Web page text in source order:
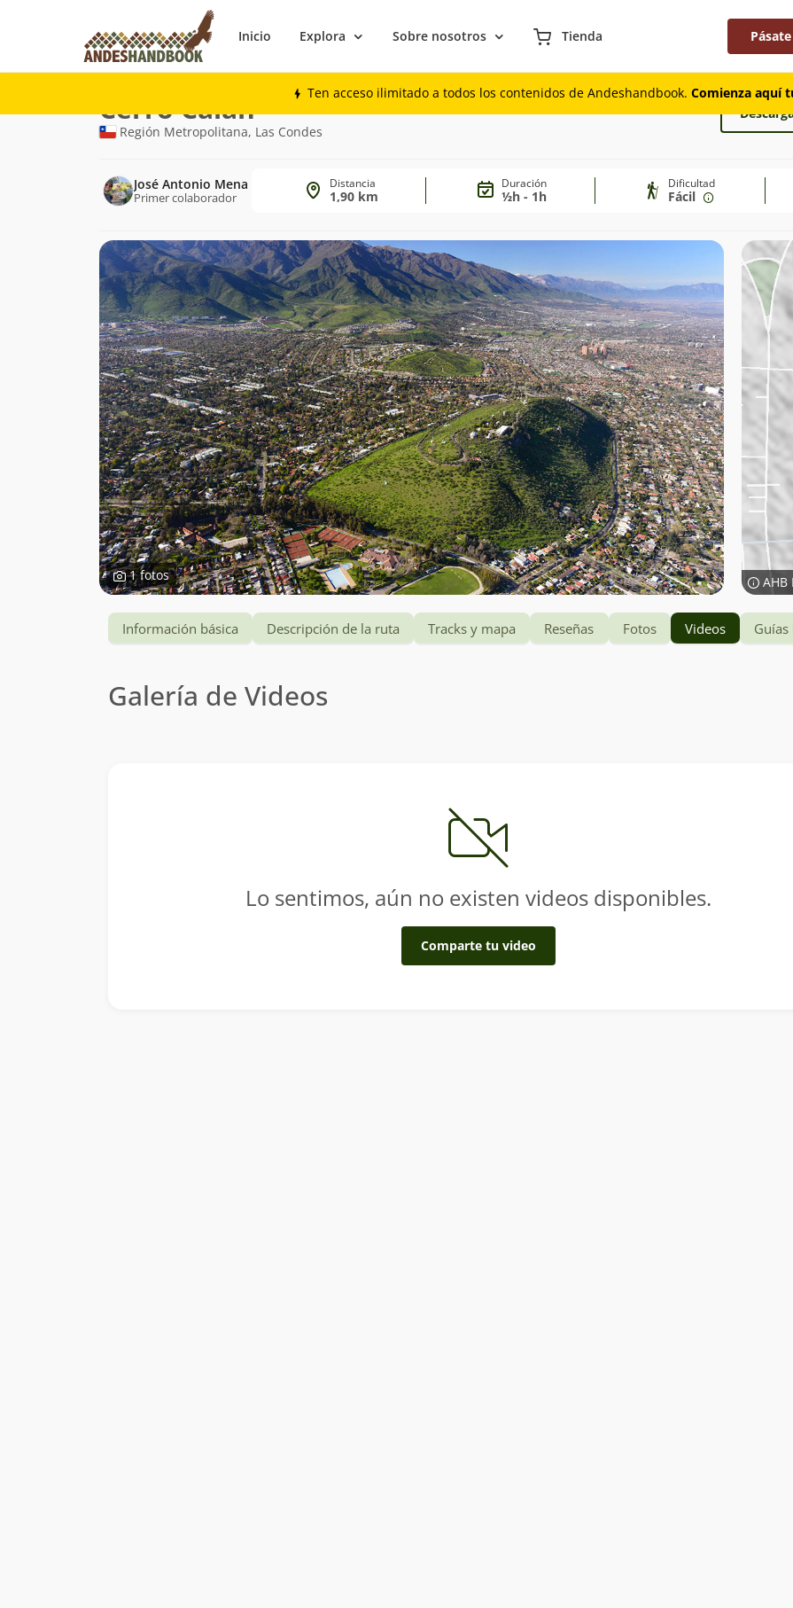
Inicio Explora Sobre nosotros Tienda
Ten acceso ilimitado a todos los contenidos de Andeshandbook. Comienza aquí
Trekking
Ruta
de
Cerro Calán
Región Metropolitana, Las Condes
José Antonio Mena
Primer colaborador
Distancia
1,90 km
Duración
½h - 1h
Dificultad
Fácil
1 fotos AHB
Información básica Descripción de la ruta Tracks y mapa Reseñas Fotos Videos Guías
Galería de Videos
Lo sentimos, aún no existen videos disponibles.
Comparte tu video